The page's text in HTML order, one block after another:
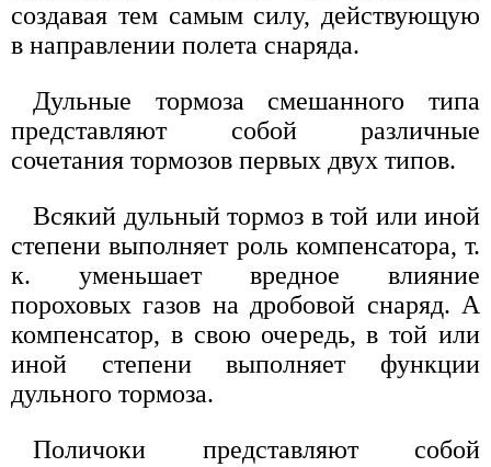
создавая тем самым силу, действующую
в направлении полета снаряда.
Дульные тормоза смешанного типа
представляют собой различные
сочетания тормозов первых двух типов.
Всякий дульный тормоз в той или иной
степени выполняет роль компенсатора, т.
к. уменьшает вредное влияние
пороховых газов на дробовой снаряд. А
компенсатор, в свою очередь, в той или
иной степени выполняет функции
дульного тормоза.
Поличоки представляют собой